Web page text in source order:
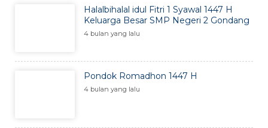
Halalbihalal idul Fitri 1 Syawal 1447 H
Keluarga Besar SMP Negeri 2 Gondang
4 bulan yang lalu
Pondok Romadhon 1447 H
4 bulan yang lalu